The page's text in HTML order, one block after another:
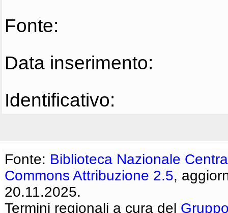
Fonte:
Data inserimento:
Identificativo:
Fonte: Biblioteca Nazionale
Commons Attribuzione 2.5,
20.11.2025.
Termini regionali a cura del